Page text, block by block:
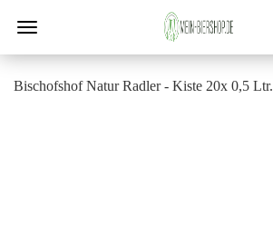
Bi­schofs­hof Natur Rad­ler - Kiste 20x 0,5 Ltr.